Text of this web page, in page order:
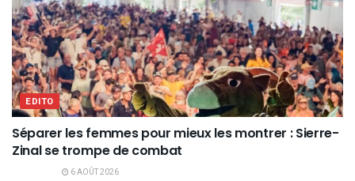
EDITO
Séparer les femmes pour mieux les montrer : Sierre-
Zinal se trompe de combat
6 AOÛT 2026